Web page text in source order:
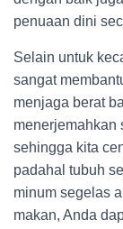
penuaan dini
Selain untuk
sangat
menjaga berat
menerjemahkan
sehingga kita
padahal tubuh
minum segelas
makan, Anda